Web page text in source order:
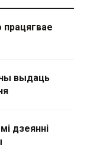
выдаць
дзеянні